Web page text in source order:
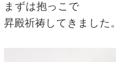
まずは抱っこで
昇殿祈祷してきました。